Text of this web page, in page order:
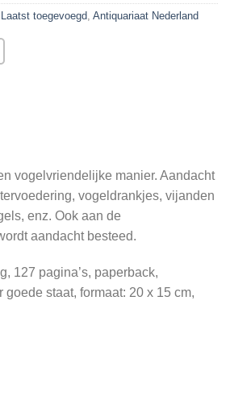
toegevoegd Antiquariaat Nederland
vogelvriendelijke manier. Aandacht
vogeldrankjes, vijanden
enz. Ook aan de
aandacht besteed.
127 pagina’s, paperback,
staat, formaat: 20 x 15 cm,